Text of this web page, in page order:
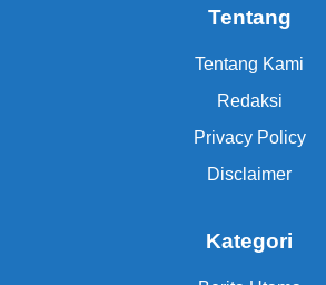
Tentang
Tentang Kami
Redaksi
Privacy Policy
Disclaimer
Kategori